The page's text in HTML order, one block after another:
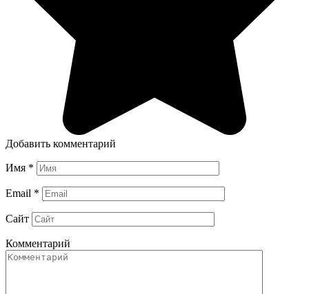
Добавить комментарий
Имя *
Email *
Сайт
Комментарий